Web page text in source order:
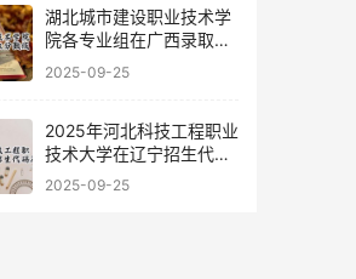
湖北城市建设职业技术学
院各专业组在广西录取分
数线
2025-09-25
2025年河北科技工程职业
技术大学在辽宁招生代码
及专业代码
2025-09-25